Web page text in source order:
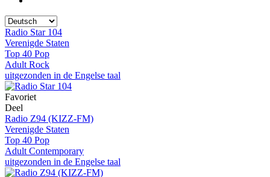
Radio Star 104
Verenigde Staten
Top 40 Pop
Adult Rock
uitgezonden in de Engelse taal
Favoriet
Deel
Radio Z94 (KIZZ-FM)
Verenigde Staten
Top 40 Pop
Adult Contemporary
uitgezonden in de Engelse taal